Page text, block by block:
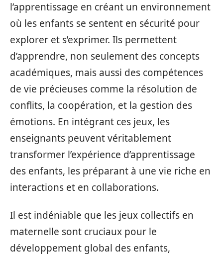
l’apprentissage en créant un environnement
où les enfants se sentent en sécurité pour
explorer et s’exprimer. Ils permettent
d’apprendre, non seulement des concepts
académiques, mais aussi des compétences
de vie précieuses comme la résolution de
conflits, la coopération, et la gestion des
émotions. En intégrant ces jeux, les
enseignants peuvent véritablement
transformer l’expérience d’apprentissage
des enfants, les préparant à une vie riche en
interactions et en collaborations.
Il est indéniable que les jeux collectifs en
maternelle sont cruciaux pour le
développement global des enfants,